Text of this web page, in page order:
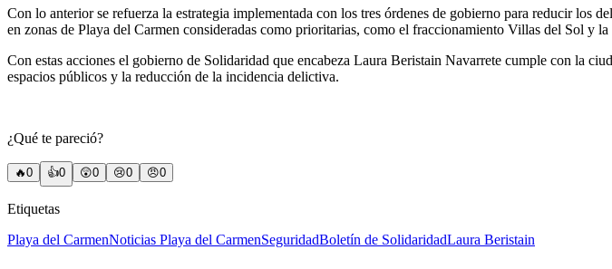
Con lo anterior se refuerza la estrategia implementada con los tres órdenes de gobierno para reducir los
en zonas de Playa del Carmen consideradas como prioritarias, como el fraccionamiento Villas del Sol y
Con estas acciones el gobierno de Solidaridad que encabeza Laura Beristain Navarrete cumple con la
espacios públicos y la reducción de la incidencia delictiva.
¿Qué te pareció?
🔥0 👍0 😲0 😢0 😠0
Etiquetas
Playa del CarmenNoticias Playa del CarmenSeguridadBoletín de SolidaridadLaura Beristain